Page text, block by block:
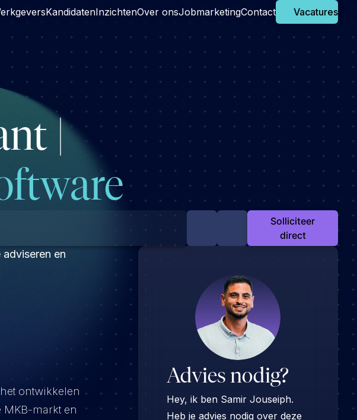
KandidatenInzichtenOver onsJobmarketingContact Vacatures
|
Solliciteer
direct
en
ontwikkelen
markt en
Advies nodig?
Hey, ik ben Samir Jouseiph.
Heb je advies nodig over deze